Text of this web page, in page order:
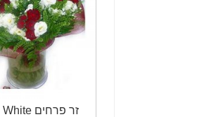
זר פרחים Red & White